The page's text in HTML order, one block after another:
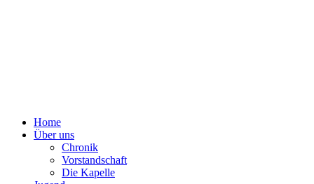
Home
Über uns
Chronik
Vorstandschaft
Die Kapelle